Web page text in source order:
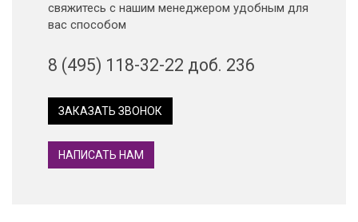
свяжитесь с нашим менеджером удобным для
вас способом
8 (495) 118-32-22 доб. 236
ЗАКАЗАТЬ ЗВОНОК
НАПИСАТЬ НАМ